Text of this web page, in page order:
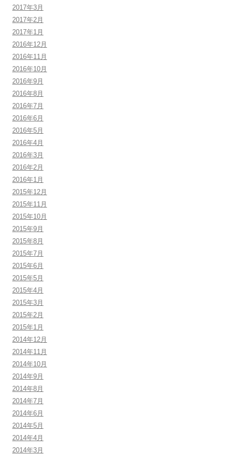
2017年3月
2017年2月
2017年1月
2016年12月
2016年11月
2016年10月
2016年9月
2016年8月
2016年7月
2016年6月
2016年5月
2016年4月
2016年3月
2016年2月
2016年1月
2015年12月
2015年11月
2015年10月
2015年9月
2015年8月
2015年7月
2015年6月
2015年5月
2015年4月
2015年3月
2015年2月
2015年1月
2014年12月
2014年11月
2014年10月
2014年9月
2014年8月
2014年7月
2014年6月
2014年5月
2014年4月
2014年3月